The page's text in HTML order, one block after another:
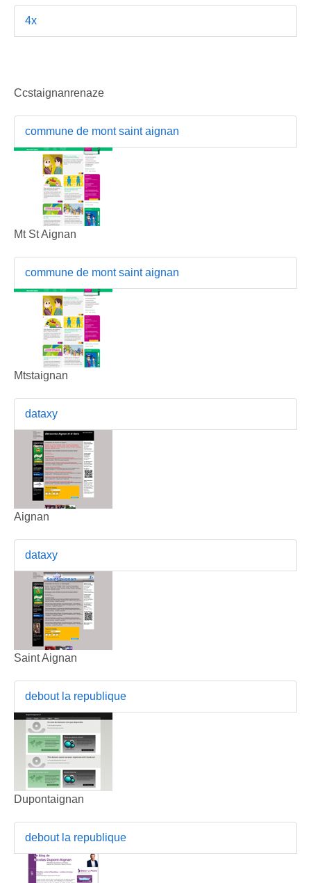
4x
Ccstaignanrenaze
commune de mont saint aignan
Mt St Aignan
commune de mont saint aignan
Mtstaignan
dataxy
Aignan
dataxy
Saint Aignan
debout la republique
Dupontaignan
debout la republique